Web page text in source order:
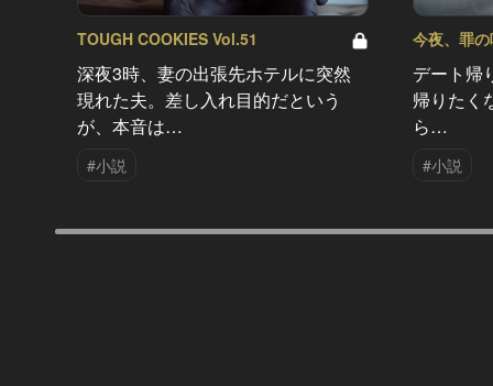
TOUGH COOKIES Vol.51
深夜3時、妻の出張先ホテルに突然
現れた夫。差し入れ目的だという
が、本音は…
#小説
今夜、罪
デート帰
帰りたく
ら…
#小説